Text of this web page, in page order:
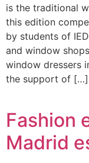
is the traditional
this edition
by students of
and window
window dressers
the support of […]
Fashion
Madrid